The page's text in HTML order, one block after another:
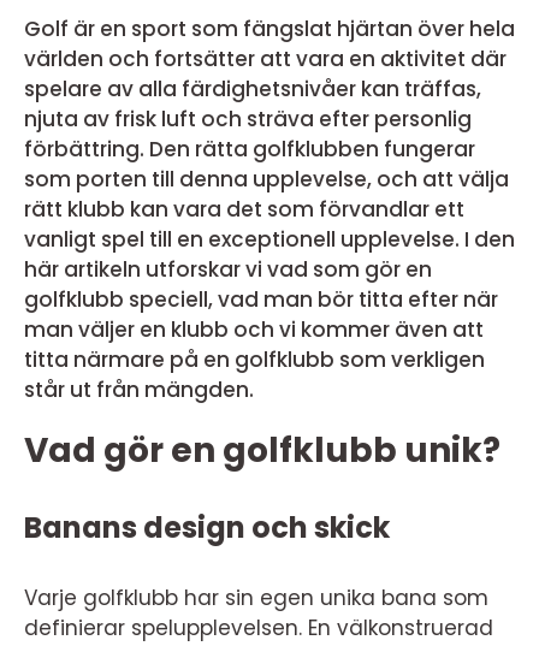
Golf är en sport som fängslat hjärtan över hela
världen och fortsätter att vara en aktivitet där
spelare av alla färdighetsnivåer kan träffas,
njuta av frisk luft och sträva efter personlig
förbättring. Den rätta golfklubben fungerar
som porten till denna upplevelse, och att välja
rätt klubb kan vara det som förvandlar ett
vanligt spel till en exceptionell upplevelse. I den
här artikeln utforskar vi vad som gör en
golfklubb speciell, vad man bör titta efter när
man väljer en klubb och vi kommer även att
titta närmare på en golfklubb som verkligen
står ut från mängden.
Vad gör en golfklubb unik?
Banans design och skick
Varje golfklubb har sin egen unika bana som
definierar spelupplevelsen. En välkonstruerad